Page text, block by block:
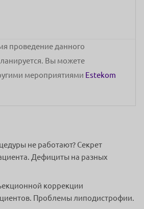
проведение данного
Вы можете
мероприятиями Estekom
не работают? Секрет
Дефициты на разных
коррекции
Проблемы липодистрофии.